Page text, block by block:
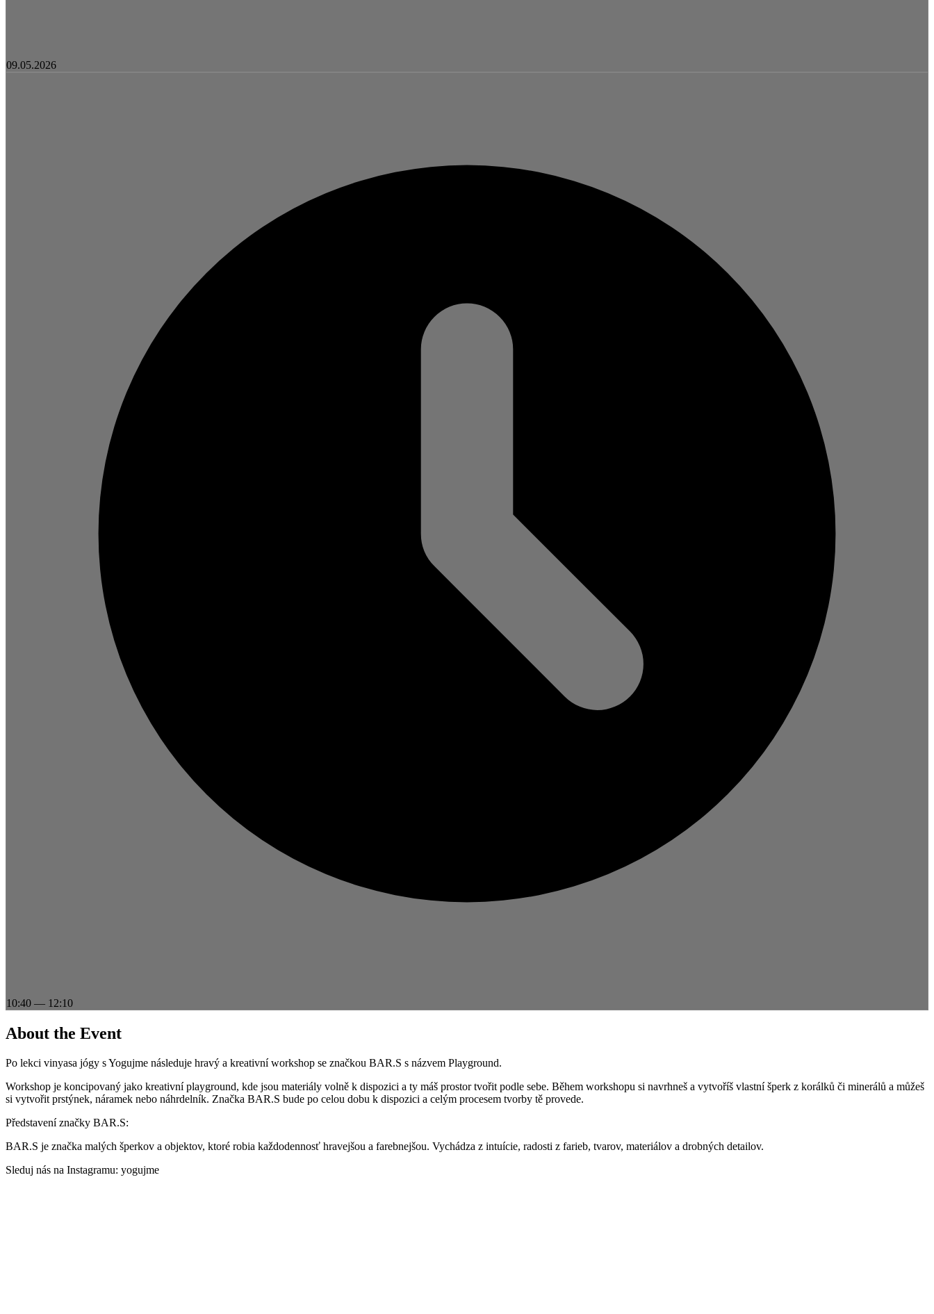
09.05.2026
10:40 — 12:10
About the Event
Po lekci vinyasa jógy s Yogujme následuje hravý a kreativní workshop se značkou BAR.S s názvem Playground.
Workshop je koncipovaný jako kreativní playground, kde jsou materiály volně k dispozici a ty máš prostor tvořit podle sebe. Během workshopu si navrhneš a vytvoříš vlastní šperk z korálků či minerálů a můžeš
si vytvořit prstýnek, náramek nebo náhrdelník. Značka BAR.S bude po celou dobu k dispozici a celým procesem tvorby tě provede.
Představení značky BAR.S:
BAR.S je značka malých šperkov a objektov, ktoré robia každodennosť hravejšou a farebnejšou. Vychádza z intuície, radosti z farieb, tvarov, materiálov a drobných detailov.
Sleduj nás na Instagramu: yogujme